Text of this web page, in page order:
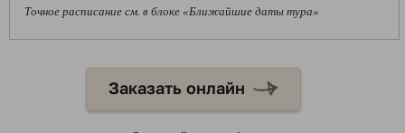
Точное расписание см. в блоке «Ближайшие даты тура»
Заказать онлайн